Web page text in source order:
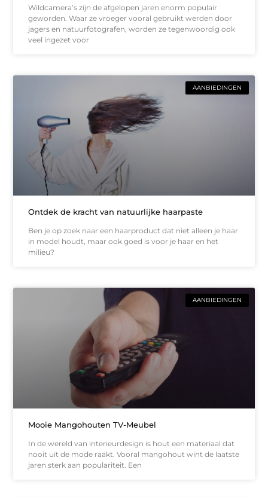
Wildcamera’s zijn de afgelopen jaren enorm populair
geworden. Waar ze vroeger vooral gebruikt werden door
jagers en natuurfotografen, worden ze tegenwoordig ook
veel ingezet voor
AANBIEDINGEN
Ontdek de kracht van natuurlijke haarpaste
Ben je op zoek naar een haarproduct dat niet alleen je haar
in model houdt, maar ook goed is voor je haar en het
milieu?
AANBIEDINGEN
Mooie Mangohouten TV-Meubel
In de wereld van interieurdesign is hout een materiaal dat
nooit uit de mode raakt. Vooral mangohout wint de laatste
jaren sterk aan populariteit. Een